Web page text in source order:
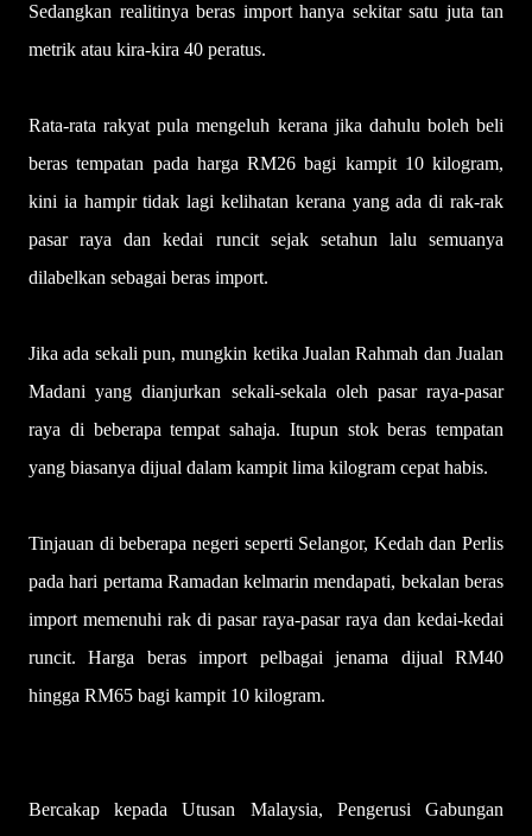
Sedangkan realitinya beras import hanya sekitar satu juta tan
metrik atau kira-kira 40 peratus.
Rata-rata rakyat pula mengeluh kerana jika dahulu boleh beli
beras tempatan pada harga RM26 bagi kampit 10 kilogram,
kini ia hampir tidak lagi kelihatan kerana yang ada di rak-rak
pasar raya dan kedai runcit sejak setahun lalu semua­nya
dilabelkan sebagai beras import.
Jika ada sekali pun, mungkin ketika Jualan Rahmah dan Jualan
Madani yang dianjurkan sekali-sekala oleh pasar raya-pasar
raya di beberapa tempat sahaja. Itupun stok beras tempatan
yang biasa­nya dijual dalam kampit lima kilogram cepat habis.
Tinjauan di beberapa negeri seperti Selangor, Kedah dan Perlis
pada hari pertama Ramadan kelmarin mendapati, bekalan beras
import memenuhi rak di pasar raya-pasar raya dan kedai-kedai
runcit. Harga beras import pelbagai jenama dijual RM40
hingga RM65 bagi kampit 10 kilogram.
Bercakap kepada Utusan Malaysia, Pengerusi Gabungan